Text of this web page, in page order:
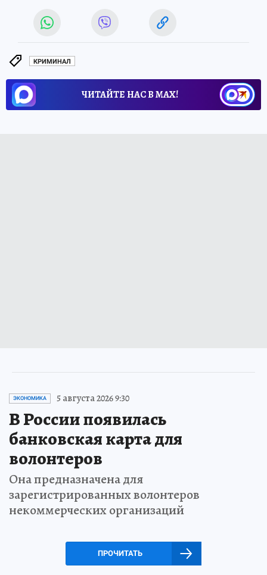
КРИМИНАЛ
ЧИТАЙТЕ НАС В МАХ!
ЭКОНОМИКА 5 августа 2026 9:30
В России появилась
банковская карта для
волонтеров
Она предназначена для
зарегистрированных волонтеров
некоммерческих организаций
ПРОЧИТАТЬ